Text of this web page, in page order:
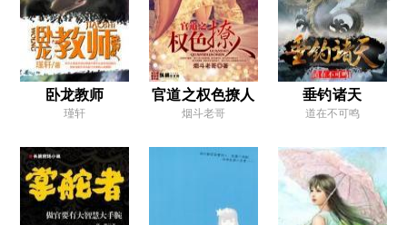
第18章 小财迷
第19章 师娘
第20章 倒霉丫头
第21章 都是自己人
第22章 离婚风波
第23章 我们离婚吧
第24章 我是一个粉刷匠
卧龙教师
瑾轩
官道之权色撩人
烟斗老哥
垂钓诸天
道在不可鸣